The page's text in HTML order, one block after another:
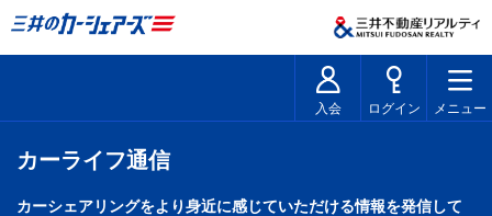
入会 ログイン メニュー
カーライフ通信
カーシェアリングをより身近に感じていただける情報を発信して